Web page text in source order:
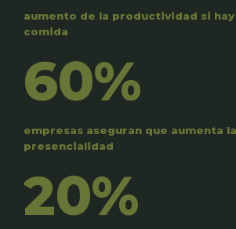
aumento de la productividad si
comida
60%
empresas aseguran que aumenta la
presencialidad
20%